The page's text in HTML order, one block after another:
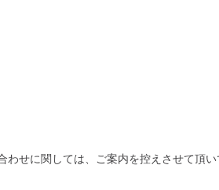
せに関しては、ご案内を控えさせて頂
宅の空き 駐車場